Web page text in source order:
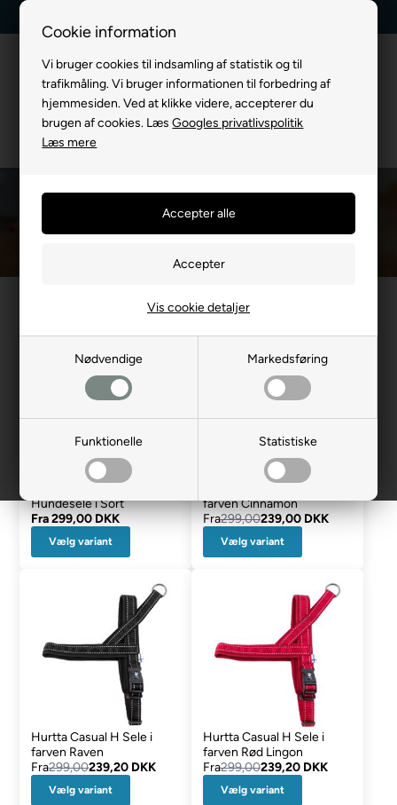
Cookie information
Vi bruger cookies til indsamling af statistik og til
trafikmåling. Vi bruger informationen til forbedring af
hjemmesiden. Ved at klikke videre, accepterer du
brugen af cookies. LæsGoogles privatlivspolitik
Læs mere
Nødvendige Markedsføring
Funktionelle Statistiske
Vis cookie detaljer
H Seler
Du er her:TIL HUND/Hundeseler/H Seler
Hundesele i Sort
Fra299,00 DKK
Vælg variant
farven Cinnamon
Fra299,00239,00 DKK
Vælg variant
Hurtta Casual H Sele i
farven Raven
Fra299,00239,20 DKK
Vælg variant
Hurtta Casual H Sele i
farven Rød Lingon
Fra299,00239,20 DKK
Vælg variant